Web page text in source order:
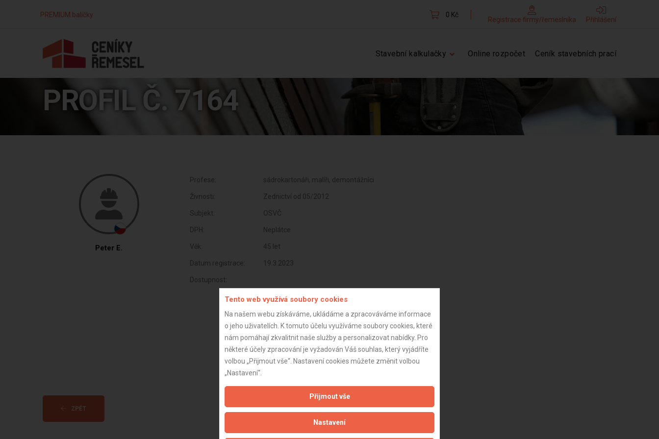
PREMIUM balíčky 0 Kč
Registrace firmy/řemeslníka Přihlášení
Stavební kalkulačky Online rozpočet Ceník stavebních prací
PROFIL Č. 7164
Peter E.
Profese: sádrokartonáři, malíři, demontážníci
Živnosti: Zednictví od 05/2012
Subjekt: OSVČ
DPH: Neplátce
Věk: 45 let
Datum registrace: 19.3.2023
Dostupnost:
ZPĚT
Tento web využívá soubory cookies
Na našem webu získáváme, ukládáme a zpracováváme informace
o jeho uživatelích. K tomuto účelu využíváme soubory cookies, které
nám pomáhají zkvalitnit naše služby a personalizovat nabídky. Pro
některé účely zpracování je vyžadován Váš souhlas, který vyjádříte
volbou „Přijmout vše“. Nastavení cookies můžete změnit volbou
„Nastavení“.
Přijmout vše
Nastavení